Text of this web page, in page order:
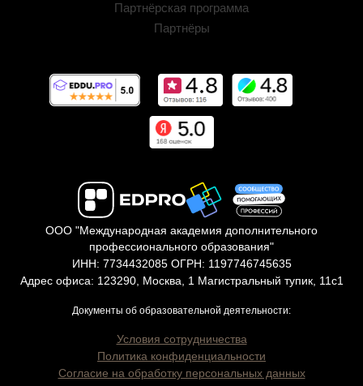
Партнёрская программа
Партнёры
ООО "Международная академия дополнительного
профессионального образования"
ИНН: 7734432085 ОГРН: 1197746745635
Адрес офиса: 123290, Москва, 1 Магистральный тупик, 11с1
Документы об образовательной деятельности:
Условия сотрудничества
Политика конфиденциальности
Согласие на обработку персональных данных